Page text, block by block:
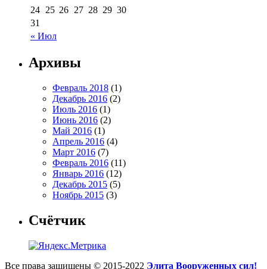
« Июл
24 25 26 27 28 29 30
31
Архивы
Февраль 2018 (1)
Декабрь 2016 (2)
Июль 2016 (1)
Июнь 2016 (2)
Май 2016 (1)
Апрель 2016 (4)
Март 2016 (7)
Февраль 2016 (11)
Январь 2016 (12)
Декабрь 2015 (5)
Ноябрь 2015 (3)
Счётчик
Все права защищены © 2015-2022 Элита Вооруженных сил!